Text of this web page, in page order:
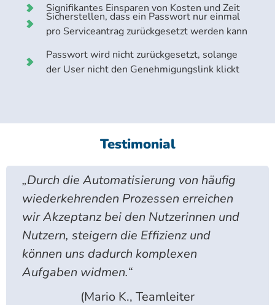
Signifikantes Einsparen von Kosten und Zeit
Sicherstellen, dass ein Passwort nur einmal
pro Serviceantrag zurückgesetzt werden kann
Passwort wird nicht zurückgesetzt, solange
der User nicht den Genehmigungslink klickt
Testimonial
„Durch die Automatisierung von häufig
wiederkehrenden Prozessen erreichen
wir Akzeptanz bei den Nutzerinnen und
Nutzern, steigern die Effizienz und
können uns dadurch komplexen
Aufgaben widmen.“
(Mario K., Teamleiter